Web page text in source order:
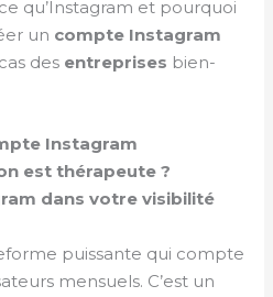
qu’Instagram et pourquoi
un compte Instagram
des entreprises bien-
Instagram
est thérapeute ?
dans votre visibilité
puissante qui compte
mensuels. C’est un